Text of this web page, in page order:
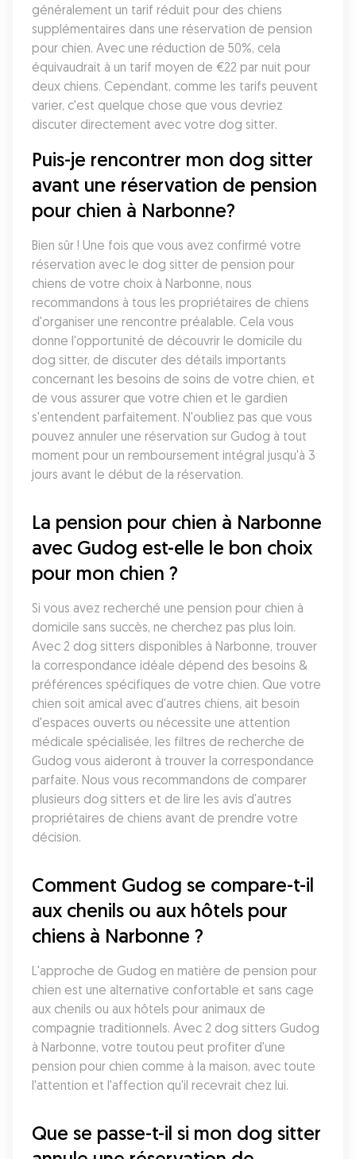
généralement un tarif réduit pour des chiens
supplémentaires dans une réservation de pension
pour chien. Avec une réduction de 50%, cela
équivaudrait à un tarif moyen de €22 par nuit pour
deux chiens. Cependant, comme les tarifs peuvent
varier, c'est quelque chose que vous devriez
discuter directement avec votre dog sitter.
Puis-je rencontrer mon dog sitter
avant une réservation de pension
pour chien à Narbonne?
Bien sûr ! Une fois que vous avez confirmé votre
réservation avec le dog sitter de pension pour
chiens de votre choix à Narbonne, nous
recommandons à tous les propriétaires de chiens
d'organiser une rencontre préalable. Cela vous
donne l'opportunité de découvrir le domicile du
dog sitter, de discuter des détails importants
concernant les besoins de soins de votre chien, et
de vous assurer que votre chien et le gardien
s'entendent parfaitement. N'oubliez pas que vous
pouvez annuler une réservation sur Gudog à tout
moment pour un remboursement intégral jusqu'à 3
jours avant le début de la réservation.
La pension pour chien à Narbonne
avec Gudog est-elle le bon choix
pour mon chien ?
Si vous avez recherché une pension pour chien à
domicile sans succès, ne cherchez pas plus loin.
Avec 2 dog sitters disponibles à Narbonne, trouver
la correspondance idéale dépend des besoins &
préférences spécifiques de votre chien. Que votre
chien soit amical avec d'autres chiens, ait besoin
d'espaces ouverts ou nécessite une attention
médicale spécialisée, les filtres de recherche de
Gudog vous aideront à trouver la correspondance
parfaite. Nous vous recommandons de comparer
plusieurs dog sitters et de lire les avis d'autres
propriétaires de chiens avant de prendre votre
décision.
Comment Gudog se compare-t-il
aux chenils ou aux hôtels pour
chiens à Narbonne ?
L'approche de Gudog en matière de pension pour
chien est une alternative confortable et sans cage
aux chenils ou aux hôtels pour animaux de
compagnie traditionnels. Avec 2 dog sitters Gudog
à Narbonne, votre toutou peut profiter d'une
pension pour chien comme à la maison, avec toute
l'attention et l'affection qu'il recevrait chez lui.
Que se passe-t-il si mon dog sitter